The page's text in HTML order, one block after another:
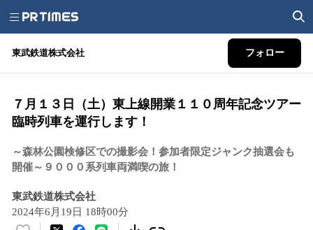
東武鉄道株式会社 フォロー
７月１３日（土）東上線開業１１０周年記念ツアー
臨時列車を運行します！
～森林公園検修区での撮影会！参加者限定ジャンク抽選会も
開催～９０００系列車両満喫の旅！
東武鉄道株式会社
2024年6月19日 18時00分